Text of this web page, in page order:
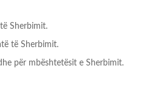
Sherbimit.
të Sherbimit.
për mbështetësit e Sherbimit.